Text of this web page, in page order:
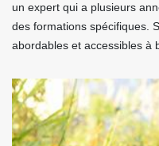
un expert qui a plusieurs
des formations spécifiques.
abordables et accessibles à